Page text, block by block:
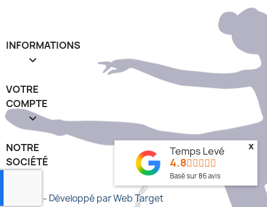
INFORMATIONS

VOTRE
COMPTE

NOTRE
SOCIÉTÉ
© 2026 - Développé par Web Target
Temps Levé
4.8
Basé sur86avis
x